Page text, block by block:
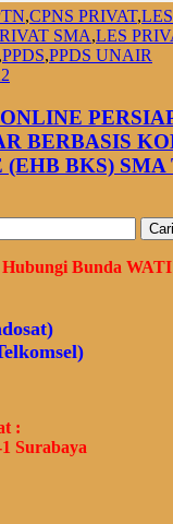
,CPNS PRIVAT,
SMA,LES
,PPDS,PPDS UNAIR
BERBASIS
(EHB BKS) SMA
Bunda
:
Surabaya